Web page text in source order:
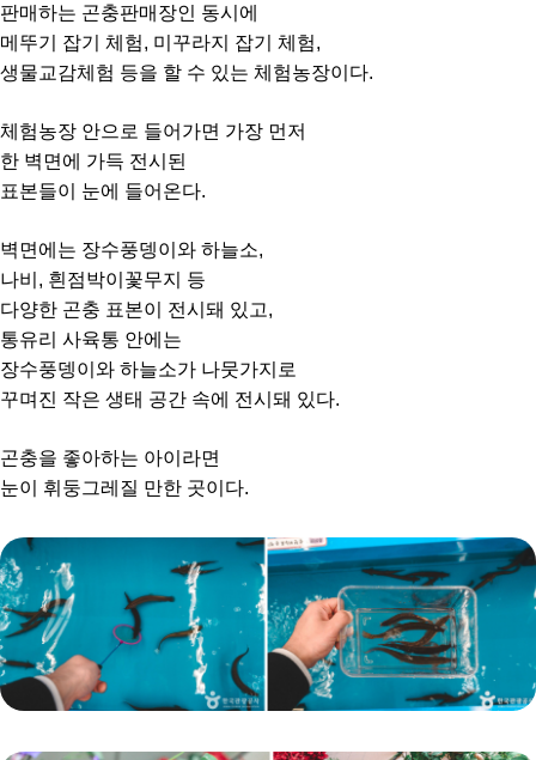
판매하는 곤충판매장인 동시에
메뚜기 잡기 체험, 미꾸라지 잡기 체험,
생물교감체험 등을 할 수 있는 체험농장이다.
체험농장 안으로 들어가면 가장 먼저
한 벽면에 가득 전시된
표본들이 눈에 들어온다.
벽면에는 장수풍뎅이와 하늘소,
나비, 흰점박이꽃무지 등
다양한 곤충 표본이 전시돼 있고,
통유리 사육통 안에는
장수풍뎅이와 하늘소가 나뭇가지로
꾸며진 작은 생태 공간 속에 전시돼 있다.
곤충을 좋아하는 아이라면
눈이 휘둥그레질 만한 곳이다.